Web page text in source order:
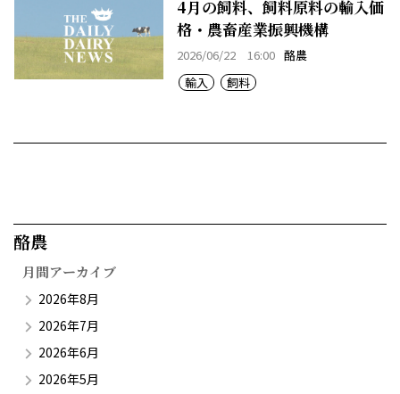
4月の飼料、飼料原料の輸入価
格・農畜産業振興機構
2026/06/22 16:00 酪農
輸入
飼料
酪農​
月間アーカイブ
2026年8月
2026年7月
2026年6月
2026年5月